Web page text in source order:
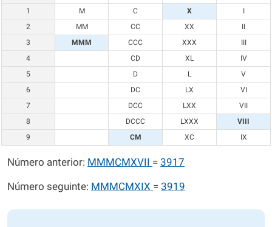
1
M C X
I
2
MM CC XX
II
3
MMM CCC XXX
III
4
CD XL
IV
5
D L
V
6
DC LX
VI
7
DCC LXX
VII
8
DCCC LXXX
VIII
9
CM XC IX
Número anterior: MMMCMXVII = 3917
Número seguinte: MMMCMXIX = 3919